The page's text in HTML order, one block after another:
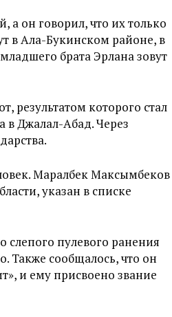
а он говорил, что их только
в Ала-Букинском районе, в
брата Эрлана зовут
результатом которого стал
в Джалал-Абад. Через
Маралбек Максымбеков
указан в списке
пулевого ранения
Также сообщалось, что он
и ему присвоено звание